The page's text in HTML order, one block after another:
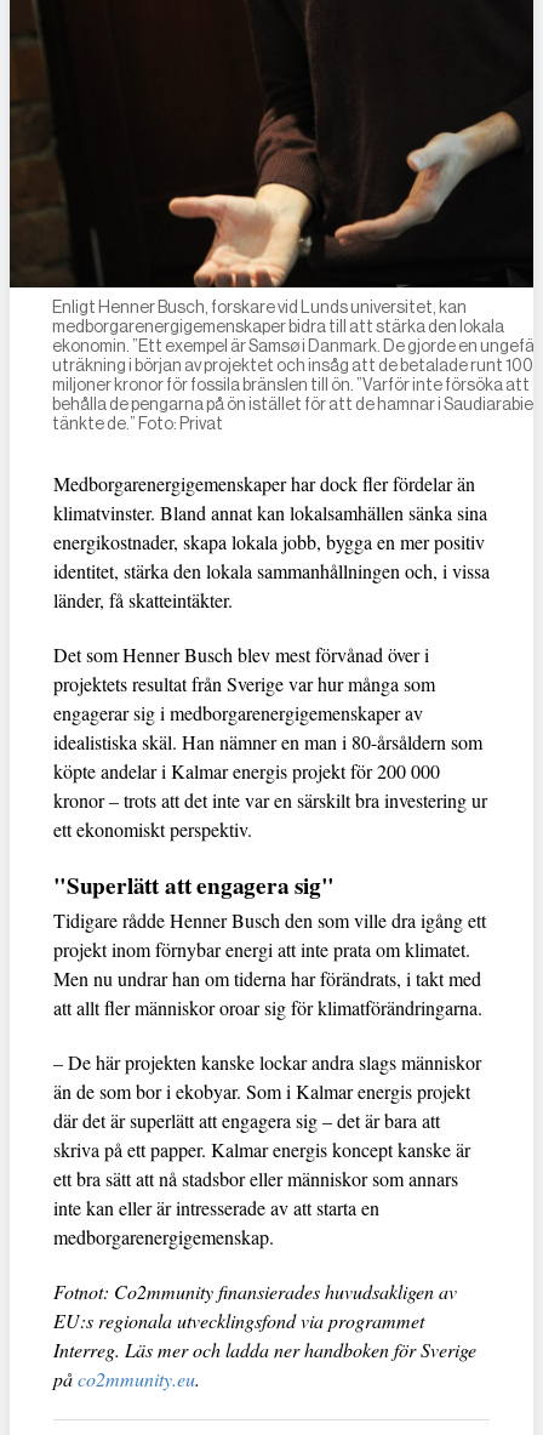
Enligt Henner Busch, forskare vid Lunds universitet, kan
medborgarenergigemenskaper bidra till att stärka den lokala
ekonomin. ”Ett exempel är Samsø i Danmark. De gjorde en
uträkning i början av projektet och insåg att de betalade runt 100
miljoner kronor för fossila bränslen till ön. ”Varför inte försöka att
behålla de pengarna på ön istället för att de hamnar i
tänkte de.” Foto: Privat
Medborgarenergigemenskaper har dock fler fördelar än
klimatvinster. Bland annat kan lokalsamhällen sänka sina
energikostnader, skapa lokala jobb, bygga en mer positiv
identitet, stärka den lokala sammanhållningen och, i vissa
länder, få skatteintäkter.
Det som Henner Busch blev mest förvånad över i
projektets resultat från Sverige var hur många som
engagerar sig i medborgarenergigemenskaper av
idealistiska skäl. Han nämner en man i 80-årsåldern som
köpte andelar i Kalmar energis projekt för 200 000
kronor – trots att det inte var en särskilt bra investering ur
ett ekonomiskt perspektiv.
"Superlätt att engagera sig"
Tidigare rådde Henner Busch den som ville dra igång ett
projekt inom förnybar energi att inte prata om klimatet.
Men nu undrar han om tiderna har förändrats, i takt med
att allt fler människor oroar sig för klimatförändringarna.
– De här projekten kanske lockar andra slags människor
än de som bor i ekobyar. Som i Kalmar energis projekt
där det är superlätt att engagera sig – det är bara att
skriva på ett papper. Kalmar energis koncept kanske är
ett bra sätt att nå stadsbor eller människor som annars
inte kan eller är intresserade av att starta en
medborgarenergigemenskap.
Fotnot: Co2mmunity finansierades huvudsakligen av
EU:s regionala utvecklingsfond via programmet
Interreg. Läs mer och ladda ner handboken för Sverige
påco2mmunity.eu.